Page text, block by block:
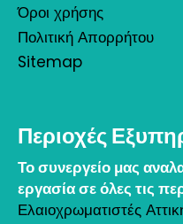
Όροι χρήσης
Πολιτική Απορρήτου
Sitemap
Περιοχές
Το συνεργείο μας
εργασία σε όλες τις
Ελαιοχρωματιστές